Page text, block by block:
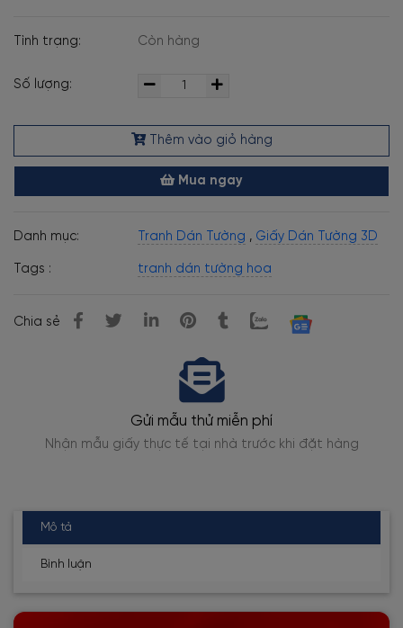
Tình trạng: Còn hàng
Số lượng:
Thêm vào giỏ hàng
Mua ngay
Danh mục: Tranh Dán Tường , Giấy Dán Tường 3D
Tags : tranh dán tường hoa
Chia sẻ
tế tại nhà trước khi đặt hàng Thợ dán tường lành
Mô tả
Bình luận